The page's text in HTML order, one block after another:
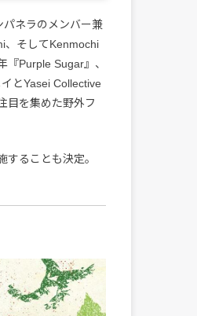
ネラのメンバー兼
、そしてKenmochi
『Purple Sugar』、
とYasei Collective
目を集めた野外フ
ることも決定。